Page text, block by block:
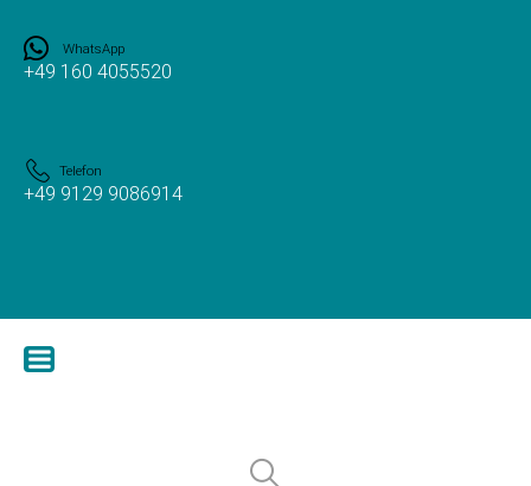
WhatsApp
+49 160 4055520
Telefon
+49 9129 9086914